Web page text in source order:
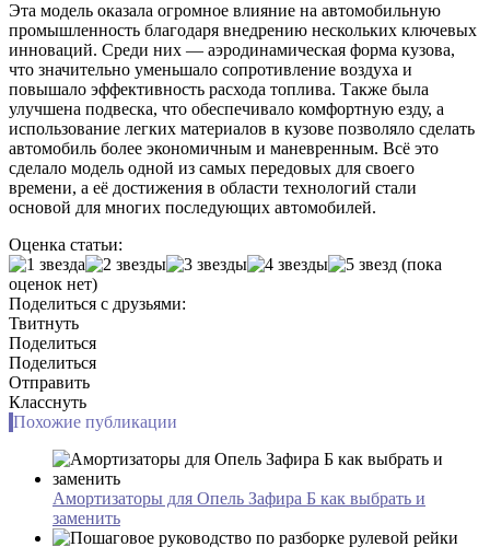
Эта модель оказала огромное влияние на автомобильную
промышленность благодаря внедрению нескольких ключевых
инноваций. Среди них — аэродинамическая форма кузова,
что значительно уменьшало сопротивление воздуха и
повышало эффективность расхода топлива. Также была
улучшена подвеска, что обеспечивало комфортную езду, а
использование легких материалов в кузове позволяло сделать
автомобиль более экономичным и маневренным. Всё это
сделало модель одной из самых передовых для своего
времени, а её достижения в области технологий стали
основой для многих последующих автомобилей.
Оценка статьи:
(пока
оценок нет)
Поделиться с друзьями:
Твитнуть
Поделиться
Поделиться
Отправить
Класснуть
Похожие публикации
Амортизаторы для Опель Зафира Б как выбрать и
заменить